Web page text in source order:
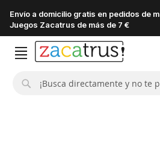
Envío a domicilio gratis en pedidos de
Juegos Zacatrus de más de 7 €